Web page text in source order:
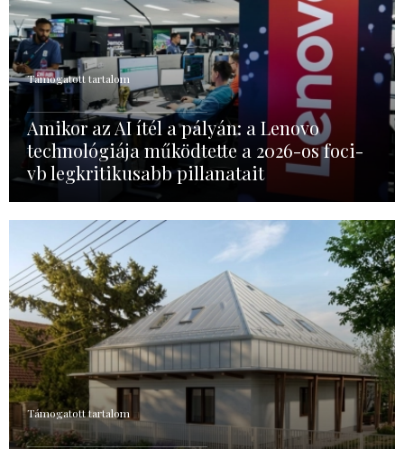
Támogatott tartalom
Amikor az AI ítél a pályán: a Lenovo
technológiája működtette a 2026-os foci-
vb legkritikusabb pillanatait
Támogatott tartalom